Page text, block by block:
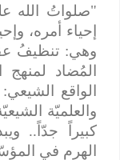
"صلواتُ الله
إحياء أمره،
وهي: تنظيفُ
المُضاد لمنهج
الواقع
والعلميّة
كبيراً جدّاً..
الهرم في